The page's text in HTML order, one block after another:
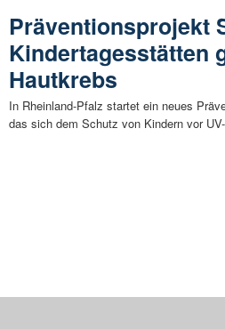
Präventionsprojekt
Kindertagesstätten
Hautkrebs
In Rheinland-Pfalz startet ein neues
das sich dem Schutz von Kindern vor